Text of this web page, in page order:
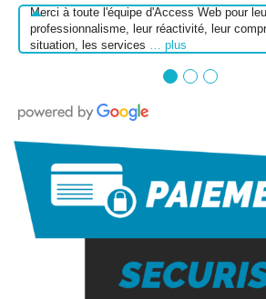
Merci à toute l'équipe d'Access Web pour
professionnalisme, leur réactivité, leur
situation, les services
… plus
● ● ●